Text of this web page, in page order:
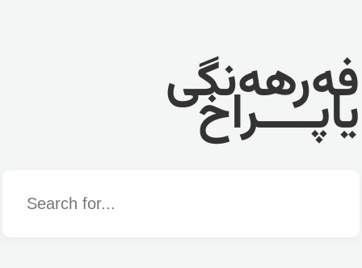
فەرهەنگی
یاپــــراخ
Word